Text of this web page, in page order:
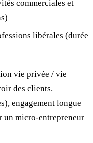
commerciales et
libérales (durée
vie privée / vie
des clients.
engagement longue
un micro-entrepreneur